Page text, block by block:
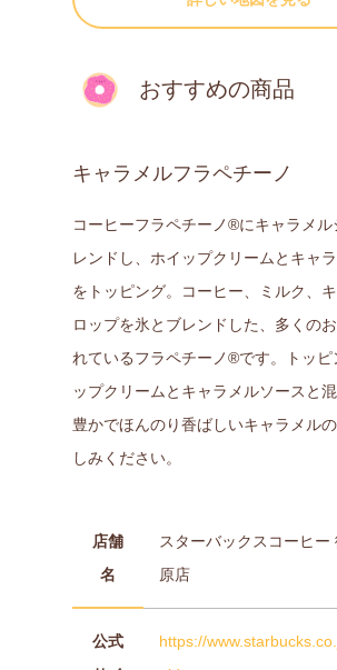
おすすめの商品
キャラメルフラペチーノ
コーヒーフラペチーノ®にキャラメ
レンドし、ホイップクリームとキャ
をトッピング。コーヒー、ミルク、
ロップを氷とブレンドした、多くの
れているフラペチーノ®です。トッピ
ップクリームとキャラメルソースと混
豊かでほんのり香ばしいキャラメル
しみください。
店舗
名
スターバックスコーヒー
原店
公式
https://